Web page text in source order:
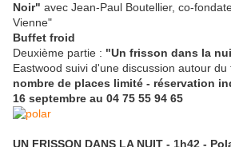
Noir" avec Jean-Paul Boutellier, co-
Vienne"
Buffet froid
Deuxième partie : "Un frisson dans la
Eastwood suivi d'une discussion autour du
nombre de places limité - réservation
16 septembre au 04 75 55 94 65
UN FRISSON DANS LA NUIT - 1h42 -